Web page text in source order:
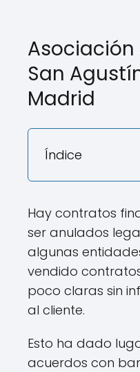
San
Madrid
Índice
Hay contratos
ser anulados
algunas
vendido
poco claras sin
al cliente.
Esto ha dado
acuerdos con